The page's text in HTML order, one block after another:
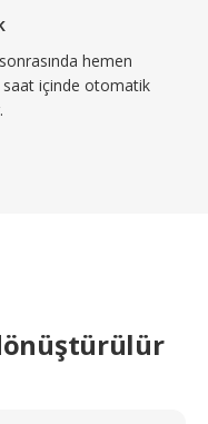
hemen
saat içinde otomatik